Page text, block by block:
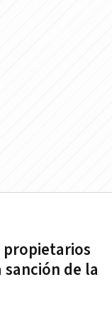
propietarios
de la